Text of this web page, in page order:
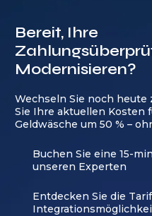
Bereit, Ihre
Modernisieren?
Wechseln Sie noch heute
Sie Ihre aktuellen Kosten
Geldwäsche um 50 % –
Buchen Sie eine 15-
unseren Experten
Entdecken Sie die